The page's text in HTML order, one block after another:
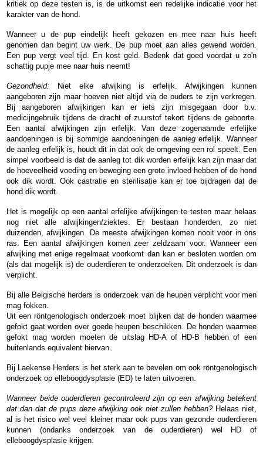
kritiek op deze testen is, is de uitkomst een redelijke indicatie voor het
karakter van de hond.
Wanneer u de pup eindelijk heeft gekozen en mee naar huis heeft
genomen dan begint uw werk. De pup moet aan alles gewend worden.
Een pup vergt veel tijd. En kost geld. Bedenk dat goed voordat u zo'n
schattig pupje mee naar huis neemt!
Gezondheid: Niet elke afwijking is erfelijk. Afwijkingen kunnen
aangeboren zijn maar hoeven niet altijd via de ouders te zijn verkregen.
Bij aangeboren afwijkingen kan er iets zijn misgegaan door b.v.
medicijngebruik tijdens de dracht of zuurstof tekort tijdens de geboorte.
Een aantal afwijkingen zijn erfelijk. Van deze zogenaamde erfelijke
aandoeningen is bij sommige aandoeningen de aanlegerfelijk. Wanneer
de aanleg erfelijk is, houdt dit in dat ook de omgeving een rol speelt. Een
simpel voorbeeld is dat de aanleg tot dik worden erfelijk kan zijn maar dat
de hoeveelheid voeding en beweging een grote invloed hebben of de hond
ook dik wordt. Ook castratie en sterilisatie kan er toe bijdragen dat de
hond dik wordt.
Het is mogelijk op een aantal erfelijke afwijkingen te testen maar helaas
nog niet alle afwijkingen/ziektes. Er bestaan honderden, zo niet
duizenden, afwijkingen. De meeste afwijkingen komen nooit voor in ons
ras. Een aantal afwijkingen komen zeer zeldzaam voor. Wanneer een
afwijking met enige regelmaat voorkomt dan kan er besloten worden om
(als dat mogelijk is) de ouderdieren te onderzoeken. Dit onderzoek is dan
verplicht.
Bij alle Belgische herders is onderzoek van de heupen verplicht voor men
mag fokken.
Uit een röntgenologisch onderzoek moet blijken dat de honden waarmee
gefokt gaat worden over goede heupen beschikken. De honden waarmee
gefokt mag worden moeten de uitslag HD-A of HD-B hebben of een
buitenlands equivalent hiervan.
Bij Laekense Herders is het sterk aan te bevelen om ook röntgenologisch
onderzoek op elleboogdysplasie (ED) te laten uitvoeren.
Wanneer beide ouderdieren gecontroleerd zijn op een afwijking betekent
dat dan dat de pups deze afwijking ook niet zullen hebben?Helaas niet,
al is het risico wel veel kleiner maar ook pups van gezonde ouderdieren
kunnen (ondanks onderzoek van de ouderdieren) wel HD of
elleboogdysplasie krijgen.